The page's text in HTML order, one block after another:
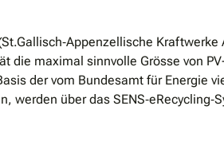
Kraftwerke
die maximal sinnvolle Grösse von
der vom Bundesamt für Energie
über das